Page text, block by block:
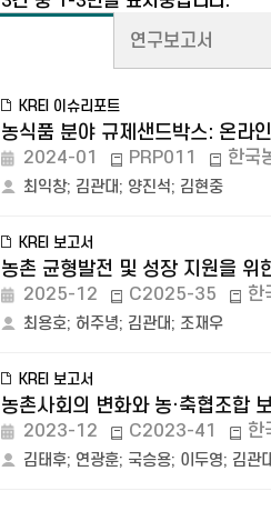
연구보고서
KREI 이슈리포트
농식품 분야 규제샌드박스: 온라
2024-01 PRP011 한국
최익창; 김관대; 양진석; 김현중
KREI 보고서
농촌 균형발전 및 성장 지원을 위
2025-12 C2025-35 한
최용호; 허주녕; 김관대; 조재우
KREI 보고서
농촌사회의 변화와 농·축협조합
2023-12 C2023-41 한
김태후; 연광훈; 국승용; 이두영; 김관